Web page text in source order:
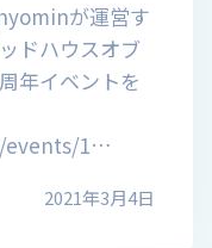
が運営す
ドハウスオブ
年イベントを
events/1…
2021年3月4日